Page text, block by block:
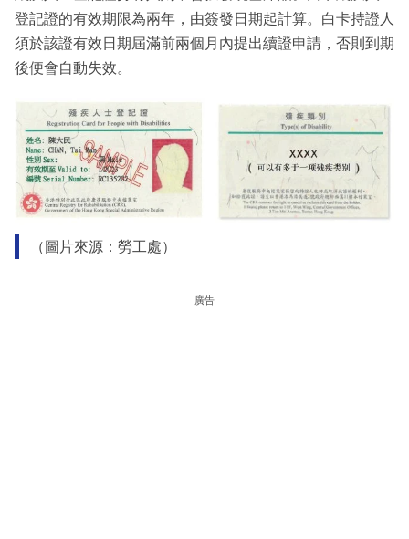
登記證的有效期限為兩年，由簽發日期起計算。白卡持證人
須於該證有效日期屆滿前兩個月內提出續證申請，否則到期
後便會自動失效。
（圖片來源：勞工處）
廣告